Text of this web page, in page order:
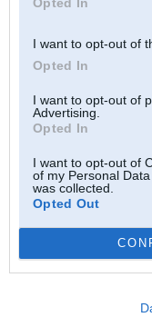
I want to opt-out of
Opted In
I want to opt-out of
Advertising.
Opted In
I want to opt-out of
of my Personal
was collected.
Opted Out
Offline